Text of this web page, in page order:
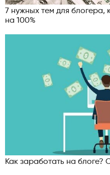
7 нужных тем для блогера,
на 100%
Как заработать на блоге?